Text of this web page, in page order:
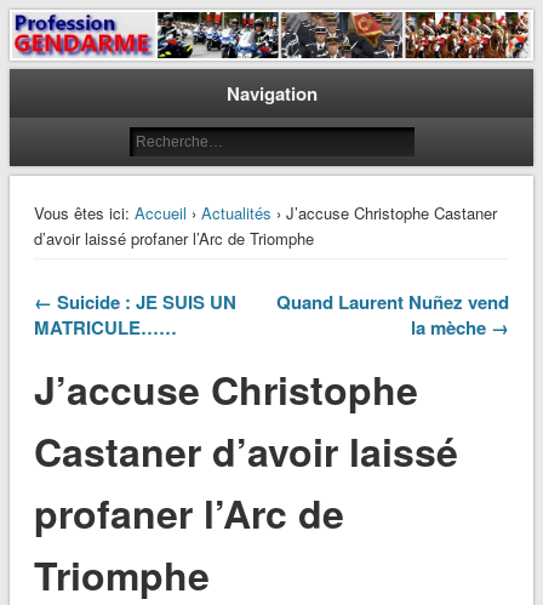
Profession Gendarme
Le journal des gendarmes
Navigation
Vous êtes ici: Accueil › Actualités › J’accuse Christophe Castaner
d’avoir laissé profaner l’Arc de Triomphe
← Suicide : JE SUIS UN
MATRICULE……
Quand Laurent Nuñez vend
la mèche →
J’accuse Christophe
Castaner d’avoir laissé
profaner l’Arc de
Triomphe